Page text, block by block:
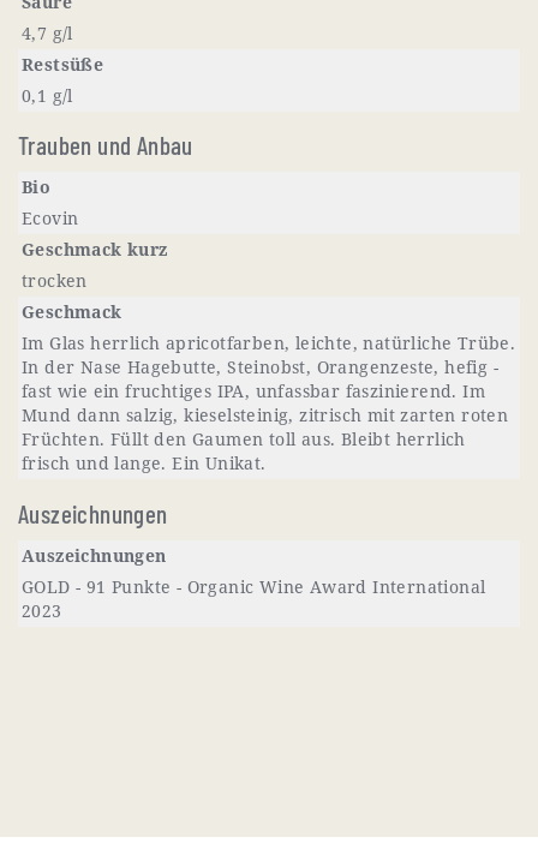
4,7 g/l
Restsüße
0,1 g/l
Trauben und Anbau
Bio
Ecovin
Geschmack kurz
trocken
Geschmack
Im Glas herrlich apricotfarben, leichte, natürliche Trübe.
In der Nase Hagebutte, Steinobst, Orangenzeste, hefig -
fast wie ein fruchtiges IPA, unfassbar faszinierend. Im
Mund dann salzig, kieselsteinig, zitrisch mit zarten roten
Früchten. Füllt den Gaumen toll aus. Bleibt herrlich
frisch und lange. Ein Unikat.
Auszeichnungen
Auszeichnungen
GOLD - 91 Punkte - Organic Wine Award International
2023